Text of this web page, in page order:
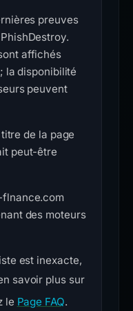
preuves
affichés
la disponibilité
peuvent
de la page
peut-être
des moteurs
est inexacte,
savoir plus sur
le Page FAQ.